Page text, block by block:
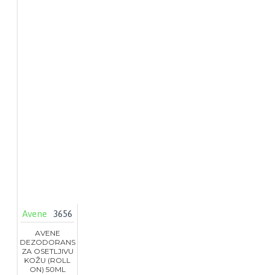
Avene 3656
AVENE
DEZODORANS
ZA OSETLJIVU
KOŽU (ROLL
ON) 50ML